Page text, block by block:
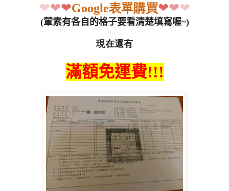
❤❤❤Google表單購買❤❤❤
(葷素有各自的格子要看清楚填寫喔~)
現在還有
滿額免運費!!!